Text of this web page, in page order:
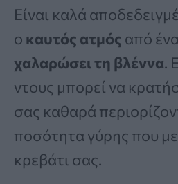
Είναι καλά
ο καυτός ατμός από
χαλαρώσει τη βλέννα.
ντους μπορεί να
σας καθαρά
ποσότητα γύρης που
κρεβάτι σας.